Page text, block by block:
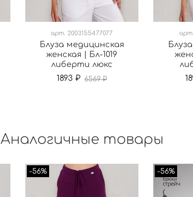
арт. 2003155477077
Блуза медицинская
женская | Бл-1019
либерти люкс
1893 ₽ 6569 ₽
Аналогичные товары
-56% -56%